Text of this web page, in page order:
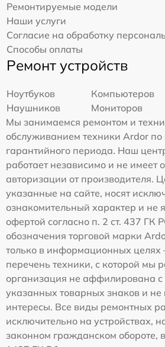
Ремонтируемые модели
Наши услуги
Согласие на обработку
Способы оплаты
Ремонт устройств
Ноутбуков
Компьютеров
Наушников
Мониторов
Мы занимаемся ремонтом и
обслуживанием техники Ardor по
гарантийного периода. Наш
работает независимо и не имеет
авторизации от производителя.
указанные на сайте, носят
ознакомительный характер и не
офертой согласно п. 2 ст. 437 ГК
обозначения торговой марки
только в информационных целях
перечень техники, с которой мы
организация не аффилирована
указанных товарных знаков и не
интересы. Все виды ремонтных
исключительно на устройствах,
законном гражданском обороте, в